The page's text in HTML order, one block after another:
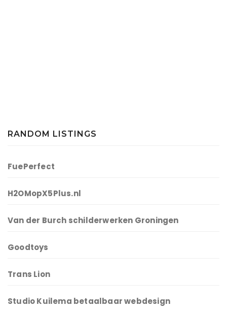
RANDOM LISTINGS
FuePerfect
H2OMopX5Plus.nl
Van der Burch schilderwerken Groningen
Goodtoys
Trans Lion
Studio Kuilema betaalbaar webdesign